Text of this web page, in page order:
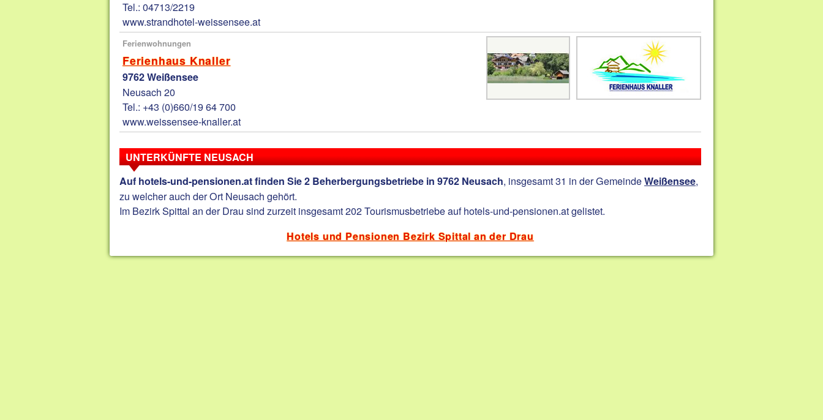
Tel.: 04713/2219
www.strandhotel-weissensee.at
Ferienwohnungen
Ferienhaus Knaller
9762 Weißensee
Neusach 20
Tel.: +43 (0)660/19 64 700
www.weissensee-knaller.at
UNTERKÜNFTE NEUSACH
Auf hotels-und-pensionen.at finden Sie 2 Beherbergungsbetriebe in 9762 Neusach, insgesamt 31 in der GemeindeWeißensee,
zu welcher auch der Ort Neusach gehört.
Im Bezirk Spittal an der Drau sind zurzeit insgesamt 202 Tourismusbetriebe auf hotels-und-pensionen.at gelistet.
Hotels und Pensionen Bezirk Spittal an der Drau